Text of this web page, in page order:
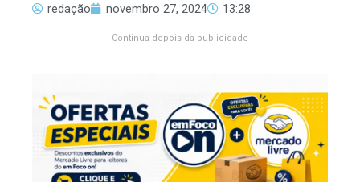
redação novembro 27, 2024 13:28
Continua depois da publicidade